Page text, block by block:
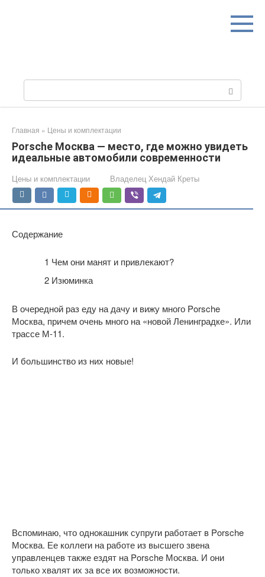
Поиск:
Главная » Цены и комплектации
Porsche Москва — место, где можно увидеть
идеальные автомобили современности
Цены и комплектации Владелец Хендай Креты
Содержание
1 Чем они манят и привлекают?
2 Изюминка
В очередной раз еду на дачу и вижу много Porsche
Москва, причем очень много на «новой Ленинградке». Или
трассе М-11.
И большинство из них новые!
Вспоминаю, что однокашник супруги работает в Porsche
Москва. Ее коллеги на работе из высшего звена
управленцев также ездят на Porsche Москва. И они
только хвалят их за все их возможности.